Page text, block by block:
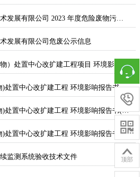
中节能（广西）清洁技术发展有限公司 2023 年度危险废物污染环境防治信息公开
发展有限公司危废公示信息
广西固体废物（危险废物）处置中心改扩建工程项目 环境影响报告书征求意见稿公示
广西固体废物(危险废物)处置中心改扩建工程 环境影响报告书 （副本）
广西固体废物(危险废物)处置中心改扩建工程 环境影响报告书(公示本)
广西固体废物(危险废物)处置中心改扩建工程 环境影响报告书报批前公示
监测系统验收技术文件



顶部